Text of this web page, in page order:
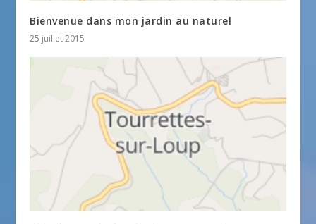
Bienvenue dans mon jardin au naturel
25 juillet 2015